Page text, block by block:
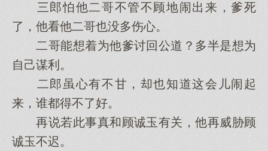
三郎怕他二哥不管不顾地闹出来，爹死
了，他看他二哥也没多伤心。
二哥能想着为他爹讨回公道？多半是想为
自己谋利。
二郎虽心有不甘，却也知道这会儿闹起
来，谁都得不了好。
再说若此事真和顾诚玉有关，他再威胁顾
诚玉不迟。